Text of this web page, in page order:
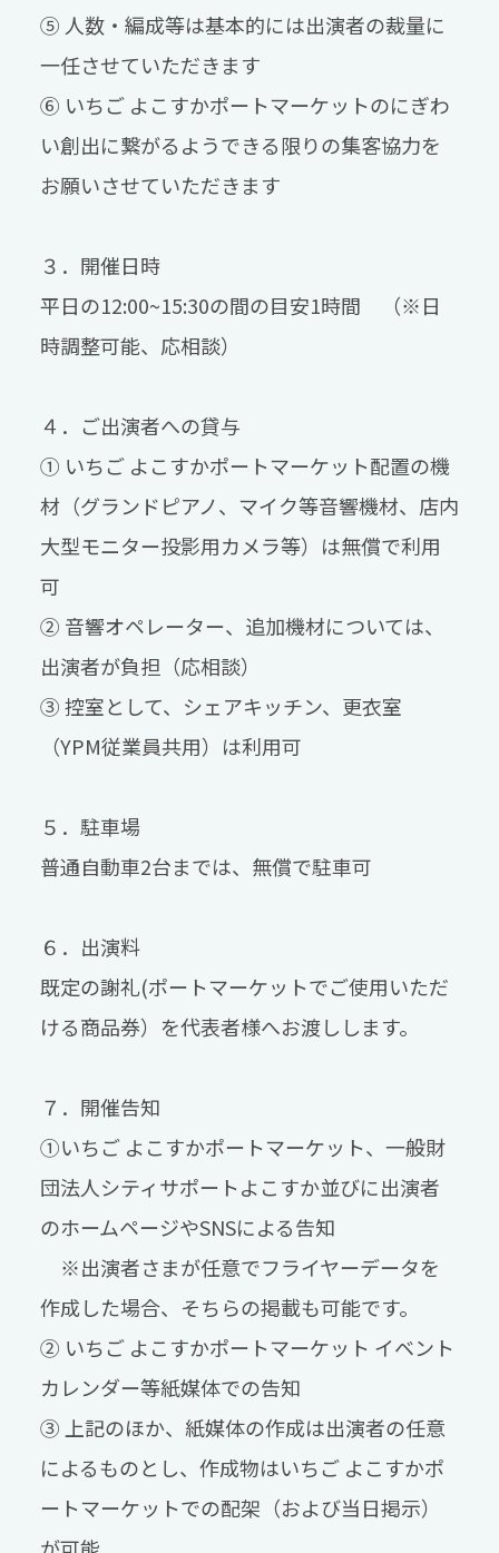
⑤ 人数・編成等は基本的には出演者の裁量に
一任させていただきます
⑥ いちご よこすかポートマーケットのにぎわ
い創出に繋がるようできる限りの集客協力を
お願いさせていただきます
３．開催日時
平日の12:00~15:30の間の目安1時間 （※日
時調整可能、応相談）
４．ご出演者への貸与
① いちご よこすかポートマーケット配置の機
材（グランドピアノ、マイク等音響機材、店内
大型モニター投影用カメラ等）は無償で利用
可
② 音響オペレーター、追加機材については、
出演者が負担（応相談）
③ 控室として、シェアキッチン、更衣室
（YPM従業員共用）は利用可
５．駐車場
普通自動車2台までは、無償で駐車可
６．出演料
既定の謝礼(ポートマーケットでご使用いただ
ける商品券）を代表者様へお渡しします。
７．開催告知
①いちご よこすかポートマーケット、一般財
団法人シティサポートよこすか並びに出演者
のホームページやSNSによる告知
※出演者さまが任意でフライヤーデータを
作成した場合、そちらの掲載も可能です。
② いちご よこすかポートマーケット イベント
カレンダー等紙媒体での告知
③ 上記のほか、紙媒体の作成は出演者の任意
によるものとし、作成物はいちご よこすかポ
ートマーケットでの配架（および当日掲示）